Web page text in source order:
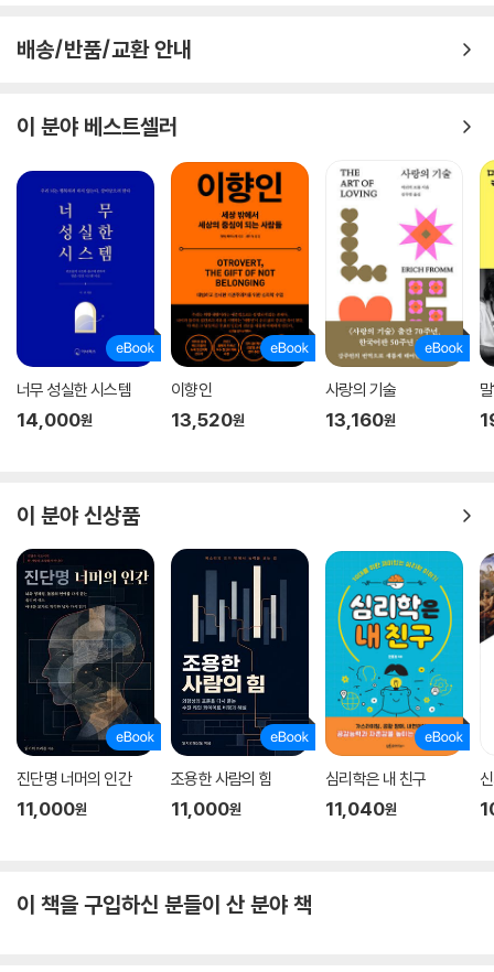
전문의가 되어 첫 직장인 국립정신병원(현 국립정신건강센터)에 들어갔
되었다. 환자를 좀 더 심도 있게 치료하고 싶다는 열망이었다. 국립정신병
에 환자 한 명, 한 명을 정신분석적으로 깊이 있게 치료하는 것이 사실상 불
가능했다. 그래서 고민 끝에 뒤늦게 개원을 준비했다. 그때 나이가 50이었
다. 사람들은 말렸다. 개원을 하기엔 너무 늦은 나이라고, 나이 들어 개원하
면 고생한다고. 하지만 저자는 미련 없이 직장을 그만두고 작은 병원을 차
렸다. 개원의 생활은 사람들의 말처럼 쉽지 않았지만 10년간 열심히 환자
를 돌보고 학술 활동을 이어 갔으며 첫 책도 출간했다.
그런데 또다시 새로운 일을 벌이고야 말았다. 나이 60에 미국 유학길에 오
른 것이다. 지금까지 해 온 정신분석 공부를 더 깊게 해 보고 싶다는 열망
때문이었다. 학비도 만만치 않은 데다가 보통 10년은 걸리는 과정이었기
사히 공부를 마칠 수 있을지 걱정스러웠지만 해 보기도 전에 포기하고 싶
련 기간을 완주한 끝에 미국정신분석가 및 국제정신분석가 자격을 취득했
다. 그처럼 저자가 의사로 걸어온 길은 사람들이 흔히 말하는 성공 공식과
는 거리가 멀다. 개원을 택한 시기도 그랬고, 유학을 떠난 시기도 그랬다.
하지만 저자는 한 번도 자신의 선택을 후회한 적이 없다. 자신의 소망에 따
라 뚜벅뚜벅 삶을 살아갔기 때문이다.
그런데 생각보다 사람들은 자기만의 독자적인 선택을 내리며 살아간다. 회
사에서 승승장구하다가도 아이를 돌보는 일에 보람을 느껴 삶의 틀을 돌봄
중심으로 바꾸는 사람도 있고, 반대로 조직에서 끝까지 올라가 보기로 마
음먹은 뒤 집안일과 육아의 많은 부분을 외주화하고 남은 에너지를 회사에
된다. 그렇게 갈피를 잡지 못하고 흔들리기 시작하면 한없이 다른 사람이
배송/반품/교환 안내
이 분야 베스트셀러
너무 성실한 시스템
14,000원
이향인
13,520원
사랑의 기술
13,160원
이 분야 신상품
진단명 너머의 인간
11,000원
조용한 사람의 힘
11,000원
심리학은 내 친구
11,040원
이 책을 구입하신 분들이 산 분야 책